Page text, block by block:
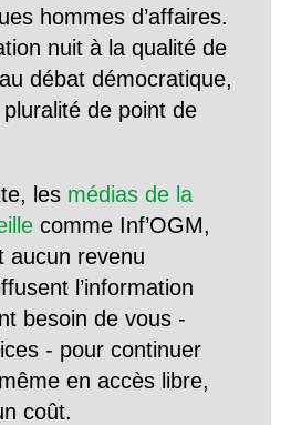
hommes d’affaires.
nuit à la qualité de
débat démocratique,
de point de
les médias de la
comme Inf’OGM,
aucun revenu
l’information
besoin de vous -
- pour continuer
en accès libre,
coût.